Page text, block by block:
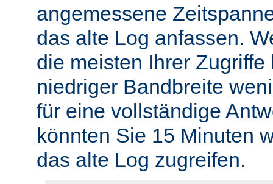
angemessene
das alte Log anfassen.
die meisten Ihrer
niedriger Bandbreite
für eine vollständige
könnten Sie 15 Minuten
das alte Log zugreifen.